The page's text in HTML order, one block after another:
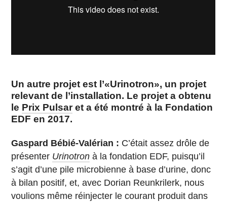
Un autre projet est l’«Urinotron», un projet
relevant de l’installation. Le projet a obtenu
le Prix Pulsaret a été montré à la Fondation
EDF en 2017.
Gaspard Bébié-Valérian : C’était assez drôle de
présenter Urinotron à la fondation EDF, puisqu’il
s’agit d’une pile microbienne à base d’urine, donc
à bilan positif, et, avec Dorian Reunkrilerk, nous
voulions même réinjecter le courant produit dans